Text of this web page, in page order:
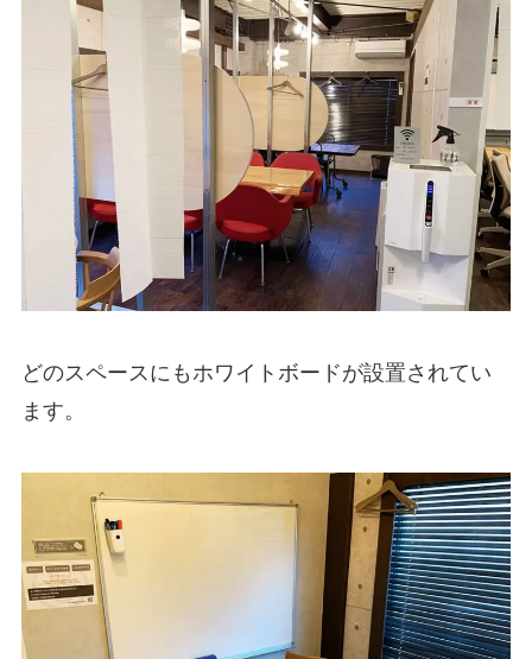
どのスペースにもホワイトボードが設置されてい
ます。